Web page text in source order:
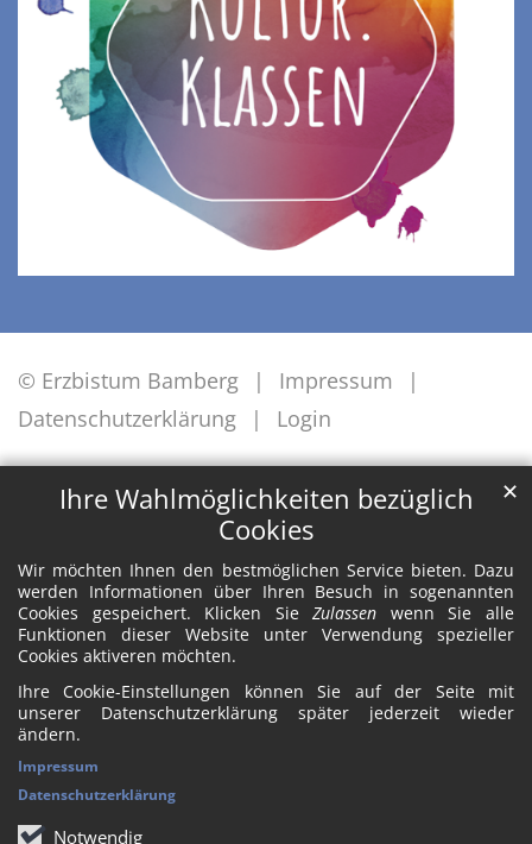
Ihre Wahlmöglichkeiten bezüglich
Cookies
Wir möchten Ihnen den bestmöglichen Service bieten. Dazu
werden Informationen über Ihren Besuch in sogenannten
Cookies gespeichert. Klicken SieZulassen wenn Sie alle
Funktionen dieser Website unter Verwendung spezieller
Cookies aktiveren möchten.
Ihre Cookie-Einstellungen können Sie auf der Seite mit
unserer Datenschutzerklärung später jederzeit wieder
ändern.
Notwendig
✕
Impressum
Datenschutzerklärung
© Erzbistum Bamberg
Impressum
Datenschutzerklärung
Login